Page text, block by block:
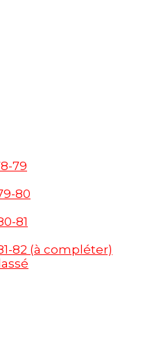
79
80
81
82 (à compléter)